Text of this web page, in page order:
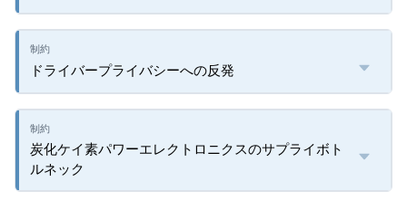
ドライバープライバシーへの反発
炭化ケイ素パワーエレクトロニクスのサプライボト
ルネック